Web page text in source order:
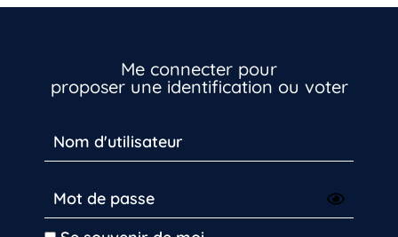
Me connecter pour
proposer une identification ou voter